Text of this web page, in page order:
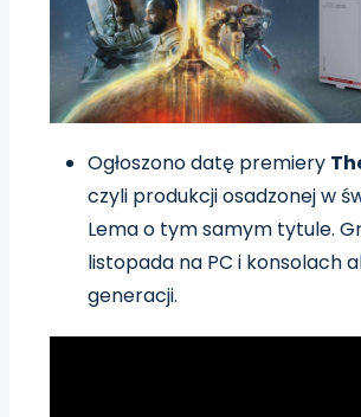
Ogłoszono datę premiery
czyli produkcji osadzonej w
Lema o tym samym tytule.
listopada na PC i konsolach
generacji.